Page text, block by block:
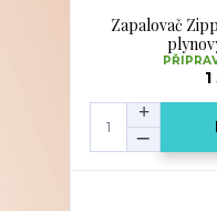
Zapalovač